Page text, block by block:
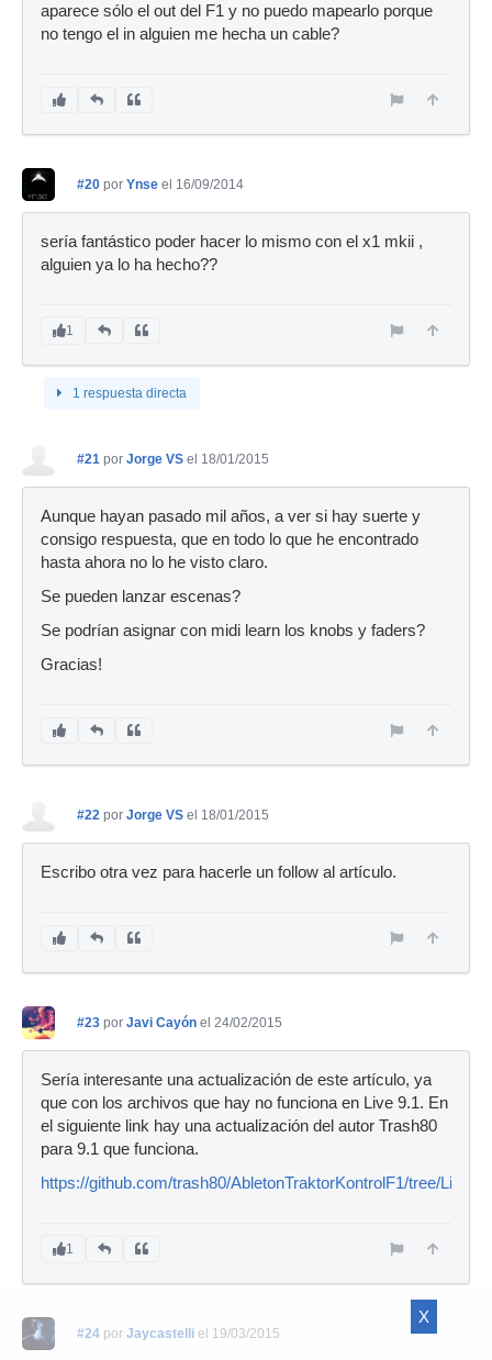
aparece sólo el out del F1 y no puedo mapearlo porque
no tengo el in alguien me hecha un cable?
#20 por Ynse el 16/09/2014
sería fantástico poder hacer lo mismo con el x1 mkii ,
alguien ya lo ha hecho??
1
1 respuesta directa
#21 por Jorge VS el 18/01/2015
Aunque hayan pasado mil años, a ver si hay suerte y
consigo respuesta, que en todo lo que he encontrado
hasta ahora no lo he visto claro.
Se pueden lanzar escenas?
Se podrían asignar con midi learn los knobs y faders?
Gracias!
#22 por Jorge VS el 18/01/2015
Escribo otra vez para hacerle un follow al artículo.
#23 por Javi Cayón el 24/02/2015
Sería interesante una actualización de este artículo, ya
que con los archivos que hay no funciona en Live 9.1. En
el siguiente link hay una actualización del autor Trash80
para 9.1 que funciona.
https://github.com/trash80/AbletonTraktorKontrolF1/tree/Live9.1
1
#24 por Jaycastelli el 19/03/2015
X